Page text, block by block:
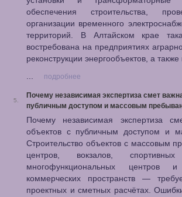
обеспечения строительства,
организации временного
территорий. В Алтайском крае
востребована на предприятиях
реконструкции энергообъектов, а
...
подробнее
5.
Почему независимая экспертиза смет
публичным доступом и массовым
Почему независимая экспертиза
объектов с публичным доступом и
Строительство объектов с массовым
центров, вокзалов,
многофункциональных центров
коммерческих пространств —
проектных и сметных расчётах.